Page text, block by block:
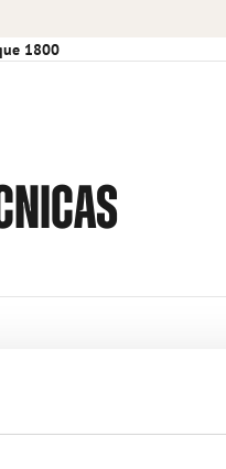
1800